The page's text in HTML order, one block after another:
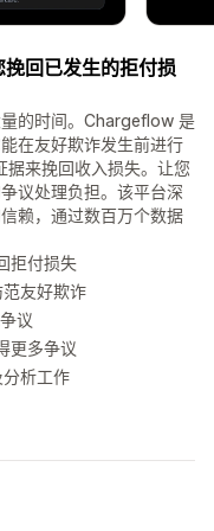
回已发生的拒付损
的时间。Chargeflow 是
在友好欺诈发生前进行
据来挽回收入损失。让您
议处理负担。该平台深
赖，通过数百万个数据
拒付损失
友好欺诈
议
更多争议
析工作